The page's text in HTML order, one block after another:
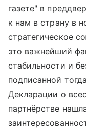
газете" в
к нам в страну в
стратегическое
это важнейший
стабильности и
подписанной
Декларации о
партнёрстве